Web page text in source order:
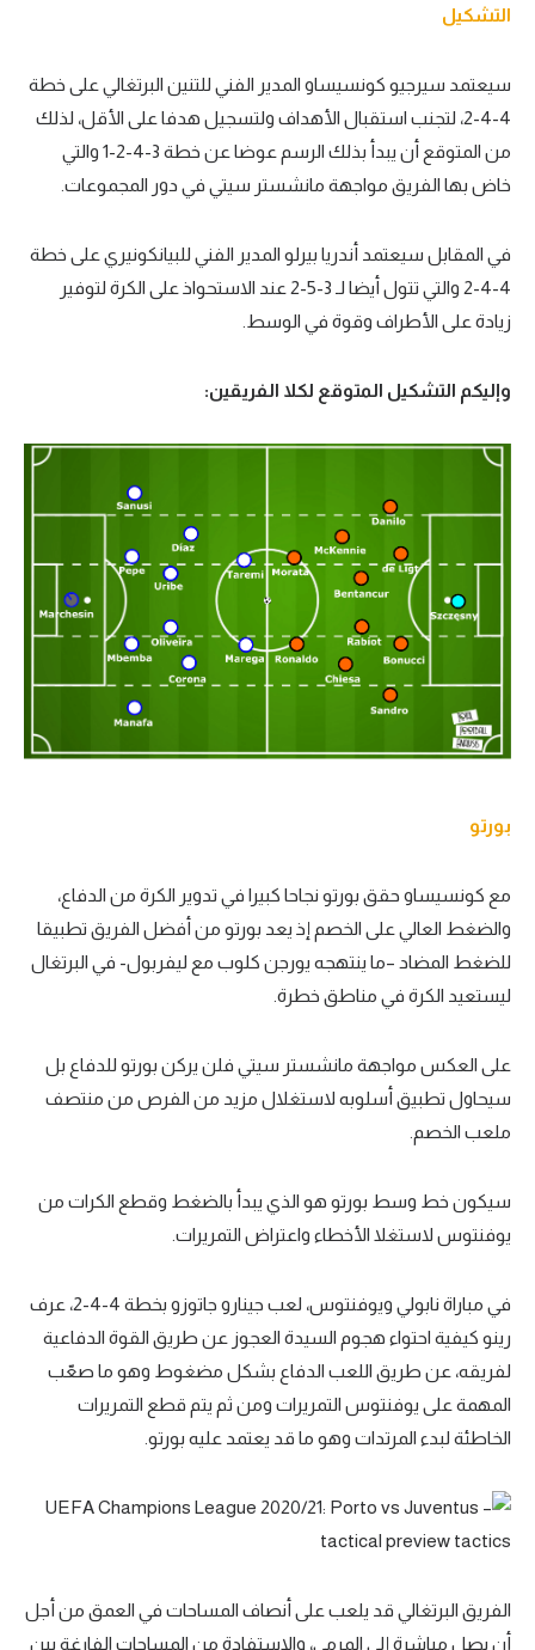
تقرير في الجول
تحليل في الجول
حكايات في الجول
التشكيل
سيعتمد سيرجيو كونسيساو المدير الفني للتنين البرتغالي على خطة
4-4-2، لتجنب استقبال الأهداف ولتسجيل هدفا على الأقل، لذلك
من المتوقع أن يبدأ بذلك الرسم عوضا عن خطة 3-4-2-1 والتي
خاض بها الفريق مواجهة مانشستر سيتي في دور المجموعات.
في المقابل سيعتمد أندريا بيرلو المدير الفني للبيانكونيري على خطة
4-4-2 والتي تتول أيضا لـ 3-5-2 عند الاستحواذ على الكرة لتوفير
زيادة على الأطراف وقوة في الوسط.
وإليكم التشكيل المتوقع لكلا الفريقين:
بورتو
مع كونسيساو حقق بورتو نجاحا كبيرا في تدوير الكرة من الدفاع،
والضغط العالي على الخصم إذ يعد بورتو من أفضل الفريق تطبيقا
للضغط المضاد –ما ينتهجه يورجن كلوب مع ليفربول- في البرتغال
ليستعيد الكرة في مناطق خطرة.
على العكس مواجهة مانشستر سيتي فلن يركن بورتو للدفاع بل
سيحاول تطبيق أسلوبه لاستغلال مزيد من الفرص من منتصف
ملعب الخصم.
سيكون خط وسط بورتو هو الذي يبدأ بالضغط وقطع الكرات من
يوفنتوس لاستغلا الأخطاء واعتراض التمريرات.
في مباراة نابولي ويوفنتوس، لعب جينارو جاتوزو بخطة 4-4-2، عرف
رينو كيفية احتواء هجوم السيدة العجوز عن طريق القوة الدفاعية
لفريقه، عن طريق اللعب الدفاع بشكل مضغوط وهو ما صعّب
المهمة على يوفنتوس التمريرات ومن ثم يتم قطع التمريرات
الخاطئة لبدء المرتدات وهو ما قد يعتمد عليه بورتو.
الفريق البرتغالي قد يلعب على أنصاف المساحات في العمق من أجل
أن يصل مباشرة إلى المرمى، والاستفادة من المساحات الفارغة بين